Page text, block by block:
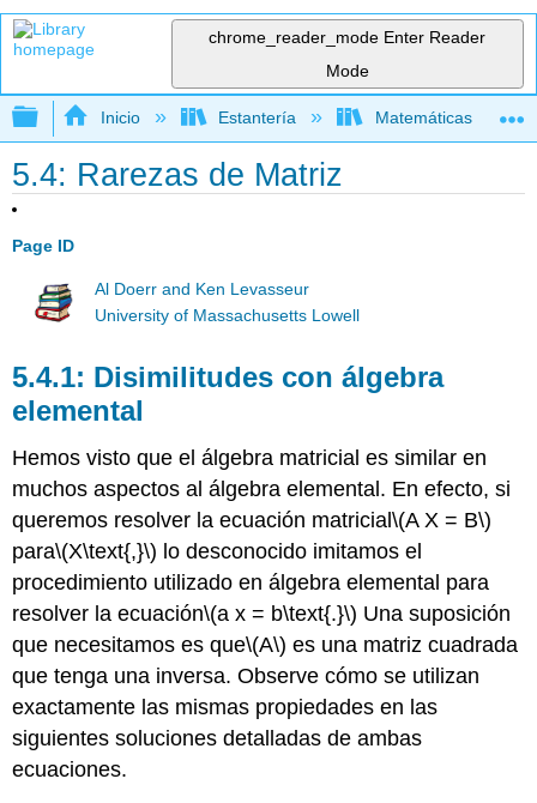
chrome_reader_mode Enter Reader
Mode
Expandir/contraer jerarquía global
Inicio Estantería Matemáticas
5.4: Rarezas de Matriz
Page ID
Al Doerr and Ken Levasseur
University of Massachusetts Lowell
Disimilitudes con álgebra
elemental
Hemos visto que el álgebra matricial es similar en
muchos aspectos al álgebra elemental. En efecto, si
queremos resolver la ecuación matricial\(A X = B\)
para\(X\text{,}\) lo desconocido imitamos el
procedimiento utilizado en álgebra elemental para
resolver la ecuación\(a x = b\text{.}\) Una suposición
que necesitamos es que\(A\) es una matriz cuadrada
que tenga una inversa. Observe cómo se utilizan
exactamente las mismas propiedades en las
siguientes soluciones detalladas de ambas
ecuaciones.